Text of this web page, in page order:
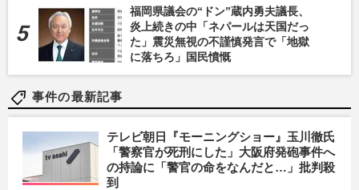
福岡県議会の“ドン”蔵内勇夫議長、
炎上続きの中「ネパールは天国だっ
た」震災無視の不謹慎発言で「地獄
に落ちろ」国民憤慨
事件の最新記事
テレビ朝日『モーニングショー』玉川徹氏
「警察官が死刑にした」大阪府発砲事件へ
の持論に「警官の命をなんだと…」批判殺
到